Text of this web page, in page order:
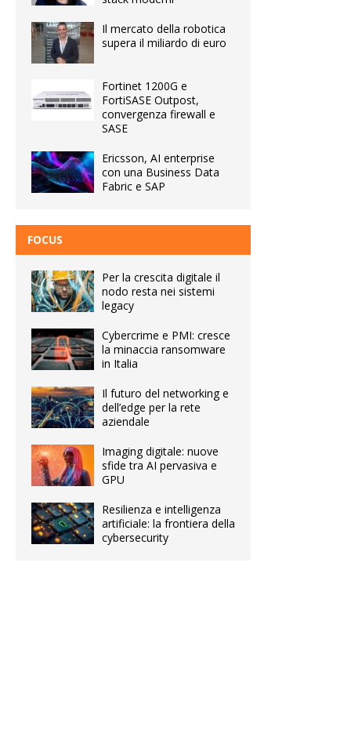
Il mercato della robotica
supera il miliardo di euro
Fortinet 1200G e
FortiSASE Outpost,
convergenza firewall e
SASE
Ericsson, AI enterprise
con una Business Data
Fabric e SAP
FOCUS
Per la crescita digitale il
nodo resta nei sistemi
legacy
Cybercrime e PMI: cresce
la minaccia ransomware
in Italia
Il futuro del networking e
dell’edge per la rete
aziendale
Imaging digitale: nuove
sfide tra AI pervasiva e
GPU
Resilienza e intelligenza
artificiale: la frontiera della
cybersecurity